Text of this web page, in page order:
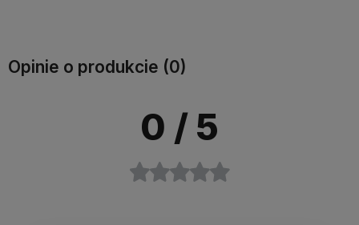
Opinie o produkcie (0)
0 / 5